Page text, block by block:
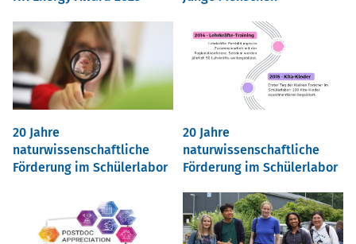
20 Jahre
naturwissenschaftliche
Förderung im Schülerlabor
20 Jahre
naturwissenschaftliche
Förderung im Schülerlabor